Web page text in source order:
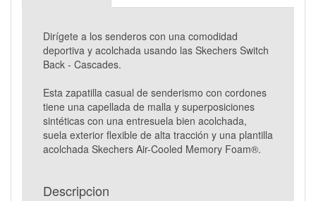
Dirígete a los senderos con una comodidad
deportiva y acolchada usando las Skechers Switch
Back - Cascades.
Esta zapatilla casual de senderismo con cordones
tiene una capellada de malla y superposiciones
sintéticas con una entresuela bien acolchada,
suela exterior flexible de alta tracción y una plantilla
acolchada Skechers Air-Cooled Memory Foam®.
Descripcion